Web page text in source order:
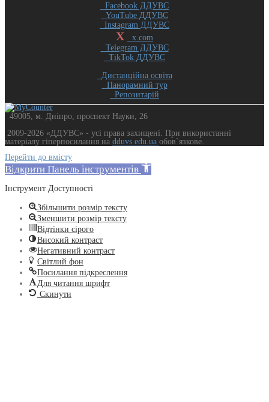
Facebook ДДУВС
YouTube ДДУВС
Instagram ДДУВС
X
x.com
Telegram ДДУВС
TikTok ДДУВС
Дистанційна освіта
Панорамний тур
Репозитарій
49005, м. Дніпро, проспект Науки, 26
2009-2026 «ДДУВС» - усi права захищенi. При використанні
матеріалу гіперпосилання на dduvs.edu.ua обов`язкове.
Перейти до вмісту
Відкрити Панель інструментів
Інструмент Доступності
Збільшити розмір тексту
Зменшити розмір тексту
Відтінки сірого
Високий контраст
Негативний контраст
Світлий фон
Посилання підкреслення
Для читання шрифт
Скинути